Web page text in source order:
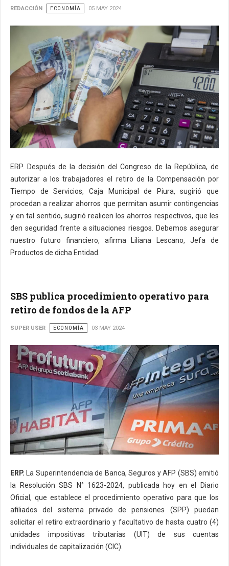
REDACCIÓN ECONOMÍA 05 MAY 2024
ERP. Después de la decisión del Congreso de la República, de
autorizar a los trabajadores el retiro de la Compensación por
Tiempo de Servicios, Caja Municipal de Piura, sugirió que
procedan a realizar ahorros que permitan asumir contingencias
y en tal sentido, sugirió realicen los ahorros respectivos, que les
den seguridad frente a situaciones riesgos. Debemos asegurar
nuestro futuro financiero, afirma Liliana Lescano, Jefa de
Productos de dicha Entidad.
SBS publica procedimiento operativo para
retiro de fondos de la AFP
SUPER USER ECONOMÍA 03 MAY 2024
ERP. La Superintendencia de Banca, Seguros y AFP (SBS) emitió
la Resolución SBS N° 1623-2024, publicada hoy en el Diario
Oficial, que establece el procedimiento operativo para que los
afiliados del sistema privado de pensiones (SPP) puedan
solicitar el retiro extraordinario y facultativo de hasta cuatro (4)
unidades impositivas tributarias (UIT) de sus cuentas
individuales de capitalización (CIC).